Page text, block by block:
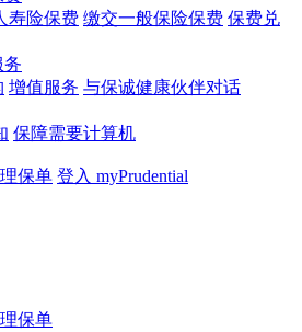
寿险保费 缴交一般保险保费 保费兑
务
增值服务 与保诚健康伙伴对话
保障需要计算机
保单 登入 myPrudential
保单